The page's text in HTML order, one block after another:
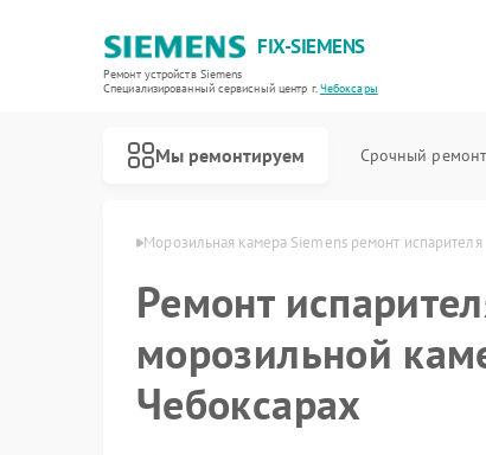
FIX-SIEMENS
Ремонт устройств Siemens
Специализированный cервисный центр г.Чебоксары
Мы ремонтируем Срочный ремонт
в Чебоксарах Морозильная камера Siemens ремонт испарителя
Ремонт
морозильной
Чебоксарах